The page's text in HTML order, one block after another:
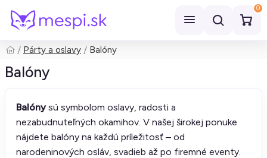
0
Hľadať
Párty a oslavy Balóny
Balóny
Balónysú symbolom oslavy, radosti a
nezabudnuteľných okamihov. V našej širokej ponuke
nájdete balóny na každú príležitosť – od
narodeninových osláv, svadieb až po firemné eventy.